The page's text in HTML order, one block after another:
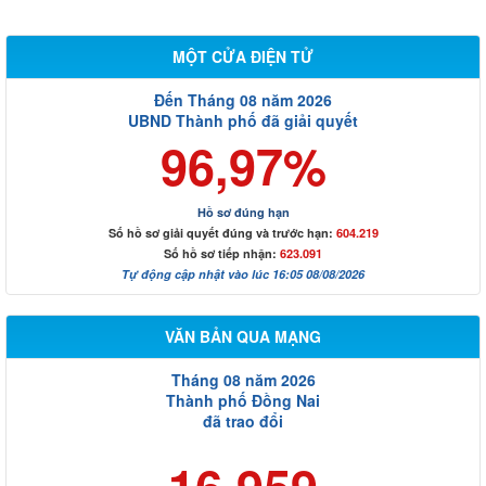
MỘT CỬA ĐIỆN TỬ
Đến Tháng 08 năm 2026
UBND Thành phố đã giải quyết
96,97%
Hồ sơ đúng hạn
Số hồ sơ giải quyết đúng và trước hạn: 604.219
Số hồ sơ tiếp nhận: 623.091
Tự động cập nhật vào lúc 16:05 08/08/2026
VĂN BẢN QUA MẠNG
Tháng 08 năm 2026
Thành phố Đồng Nai
đã trao đổi